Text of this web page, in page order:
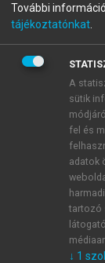
A regisztráció
ÚJ
1 óra
E-MAIL-CÍM
További
tájékoztatónkat
A
sütik
fel és
adatok
tartozó
↓ 1